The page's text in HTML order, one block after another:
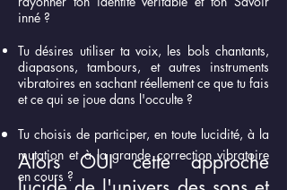
inné ?
Tu désires utiliser ta voix, les bols chantants,
diapasons, tambours, et autres instruments
vibratoires en sachant réellement ce que tu fais
et ce qui se joue dans l'occulte ?
Tu choisis de participer, en toute lucidité, à la
mutation et à la grande correction vibratoire
en cours ?
Alors OUI cette approche